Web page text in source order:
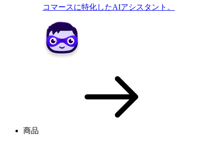
コマースに特化したAIアシスタント。
商品